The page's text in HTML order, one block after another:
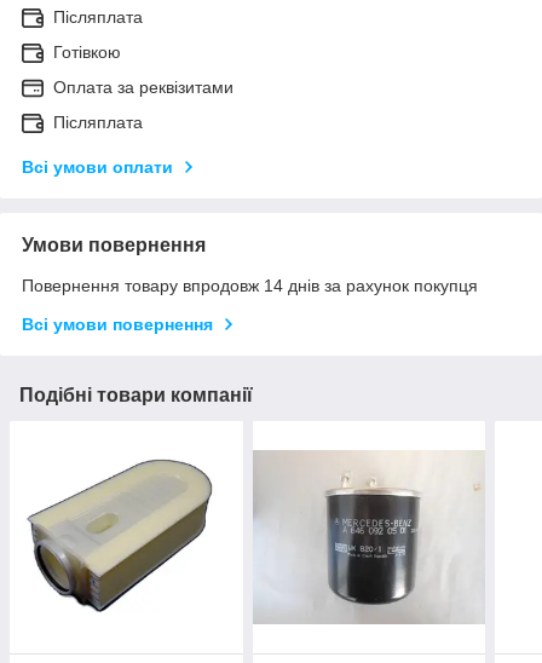
Післяплата
Готівкою
Оплата за реквізитами
Післяплата
Всі умови оплати
Умови повернення
Повернення товару впродовж 14 днів за рахунок покупця
Всі умови повернення
Подібні товари компанії